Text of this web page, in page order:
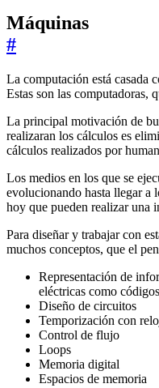
Máquinas
#
La computación está casada
Estas son las computadoras,
La principal motivación de
realizaran los cálculos es
cálculos realizados por
Los medios en los que se
evolucionando hasta llegar a
hoy que pueden realizar una
Para diseñar y trabajar con
muchos conceptos, que el
Representación de
eléctricas como
Diseño de circuitos
Temporización con
Control de flujo
Loops
Memoria digital
Espacios de memoria